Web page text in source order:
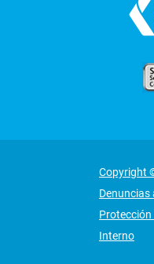
Copyright
Interno